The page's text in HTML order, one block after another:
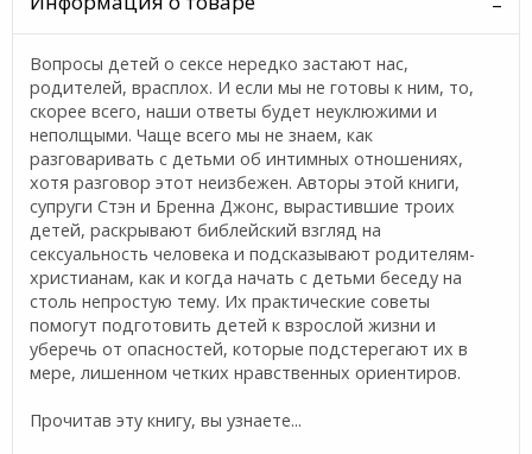
Вопросы детей о сексе нередко застают нас,
родителей, врасплох. И если мы не готовы к ним, то,
скорее всего, наши ответы будет неуклюжими и
неполщыми. Чаще всего мы не знаем, как
разговаривать с детьми об интимных отношениях,
хотя разговор этот неизбежен. Авторы этой книги,
супруги Стэн и Бренна Джонс, вырастившие троих
детей, раскрывают библейский взгляд на
сексуальность человека и подсказывают родителям-
христианам, как и когда начать с детьми беседу на
столь непростую тему. Их практические советы
помогут подготовить детей к взрослой жизни и
уберечь от опасностей, которые подстерегают их в
мере, лишенном четких нравственных ориентиров.
Прочитав эту книгу, вы узнаете...